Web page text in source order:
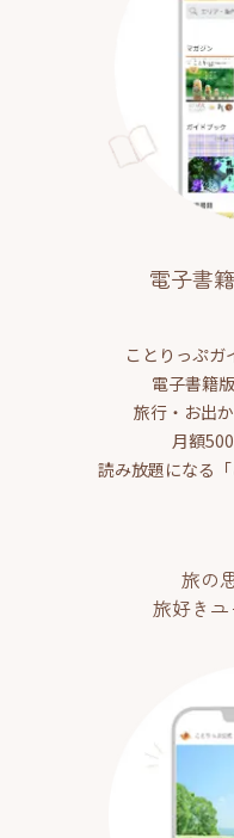
電子書
ことりっぷガ
電子書籍
旅行・お出
月額
読み放題になる
旅の
旅好き